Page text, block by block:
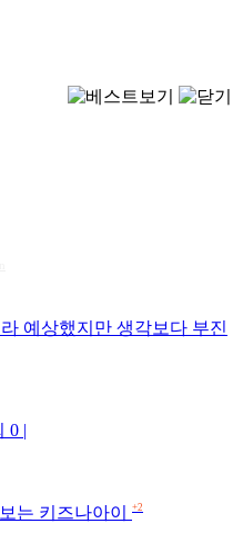
예상했지만 생각보다 부진
0 |
는 키즈나아이 +2